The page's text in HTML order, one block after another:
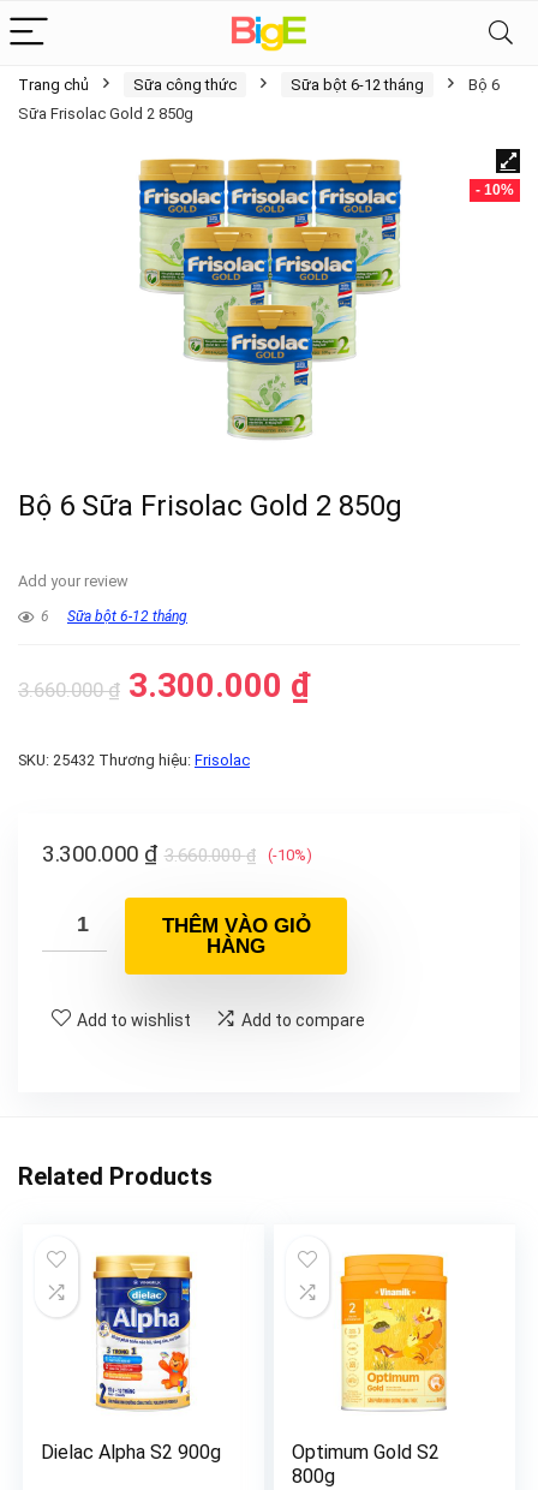
Trang chủ Sữa công thức Sữa bột 6-12 tháng
Bộ 6
Sữa Frisolac Gold 2 850g
- 10%
Bộ 6 Sữa Frisolac Gold 2 850g
Add your review
6 Sữa bột 6-12 tháng
3.660.000₫ 3.300.000 ₫
SKU: 25432 Thương hiệu: Frisolac
3.660.000₫
3.300.000 ₫ (-10%)
THÊM VÀO GIỎ
HÀNG
Add to wishlist Add to compare
Related Products
Dielac Alpha S2 900g
Optimum Gold S2
800g